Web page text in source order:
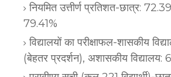
नियमित उत्तीर्ण प्रतिशत-छात्र:
79.41%
विद्यालयों का परीक्षाफल-शासकीय
(बेहतर प्रदर्शन), अशासकीय विद्यालय: